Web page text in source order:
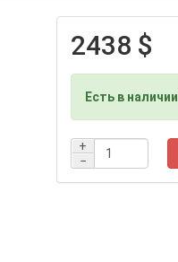
2438 $
Есть в наличии
+
−